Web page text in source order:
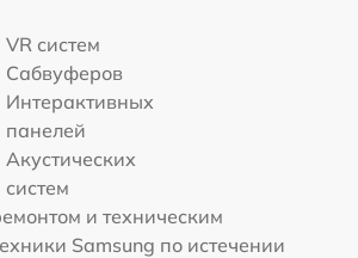
VR систем
Сабвуферов
Интерактивных
панелей
Акустических
систем
и техническим
Samsung по истечении